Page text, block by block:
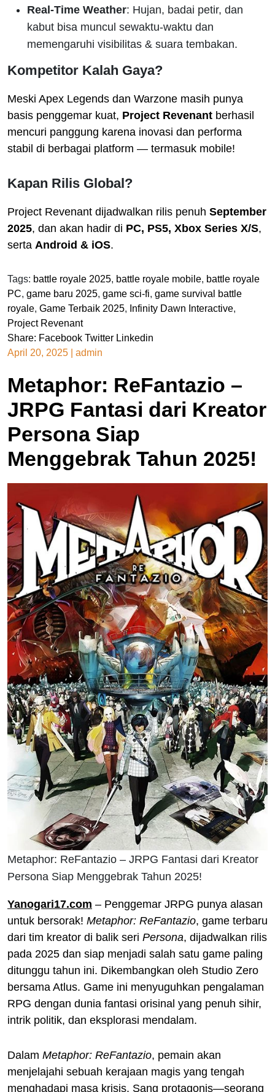
Real-Time Weather: Hujan, badai petir, dan
kabut bisa muncul sewaktu-waktu dan
memengaruhi visibilitas & suara tembakan.
Kompetitor Kalah Gaya?
Meski Apex Legends dan Warzone masih punya
basis penggemar kuat, Project Revenant berhasil
mencuri panggung karena inovasi dan performa
stabil di berbagai platform — termasuk mobile!
Kapan Rilis Global?
Project Revenant dijadwalkan rilis penuh September
2025, dan akan hadir di PC, PS5, Xbox Series X/S,
serta Android & iOS.
Tags: battle royale 2025, battle royale mobile, battle royale
PC, game baru 2025, game sci-fi, game survival battle
royale, Game Terbaik 2025, Infinity Dawn Interactive,
Project Revenant
Share: Facebook Twitter Linkedin
April 20, 2025
admin
Metaphor: ReFantazio –
JRPG Fantasi dari Kreator
Persona Siap
Menggebrak Tahun 2025!
Metaphor: ReFantazio – JRPG Fantasi dari Kreator
Persona Siap Menggebrak Tahun 2025!
Yanogari17.com – Penggemar JRPG punya alasan
untuk bersorak! Metaphor: ReFantazio, game terbaru
dari tim kreator di balik seri Persona, dijadwalkan rilis
pada 2025 dan siap menjadi salah satu game paling
ditunggu tahun ini. Dikembangkan oleh Studio Zero
bersama Atlus. Game ini menyuguhkan pengalaman
RPG dengan dunia fantasi orisinal yang penuh sihir,
intrik politik, dan eksplorasi mendalam.
Dalam Metaphor: ReFantazio, pemain akan
menjelajahi sebuah kerajaan magis yang tengah
menghadapi masa krisis. Sang protagonis—seorang